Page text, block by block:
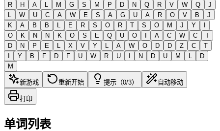
R
H A L M G S M P D N Q R V W Q
J
L
W U C A W E S A G U A R O V B
J
K
A B B L E R S O R T S O M J Y
I
O
K N N K O S E Q U O I A C W C
T
D
N P E L X V Y L A W O D D Z C
T
I
Y B F D F U W R U I N D U M L
D
M
新游戏 重新开始 提示（0/3） 自动移动
打印
单词列表